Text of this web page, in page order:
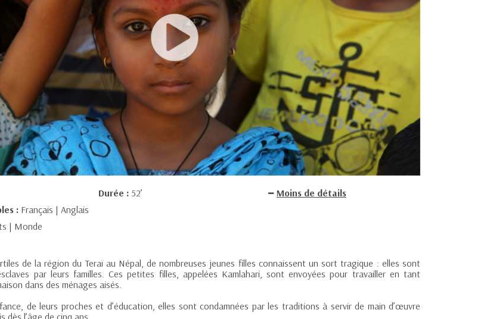
Durée : 52’
Moins de détails
: Français | Anglais
| Monde
de la région du Teraï au Népal, de nombreuses jeunes filles connaissent un sort tragique : elles sont
par leurs familles. Ces petites filles, appelées Kamlahari, sont envoyées pour travailler en tant
dans des ménages aisés.
de leurs proches et d’éducation, elles sont condamnées par les traditions à servir de main d’œuvre